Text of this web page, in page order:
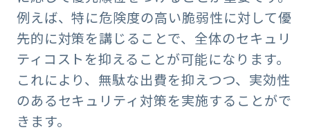
例えば、特に危険度の高い脆弱性に対して優
先的に対策を講じることで、全体のセキュリ
ティコストを抑えることが可能になります。
これにより、無駄な出費を抑えつつ、実効性
のあるセキュリティ対策を実施することがで
きます。